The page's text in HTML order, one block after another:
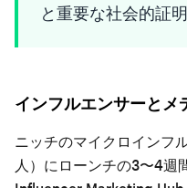
と重要な社会的証
インフルエンサーとメ
ニッチのマイクロインフ
人）にローンチの3〜4週